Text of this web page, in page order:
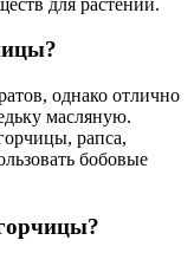
однако отлично
масляную.
рапса,
бобовые